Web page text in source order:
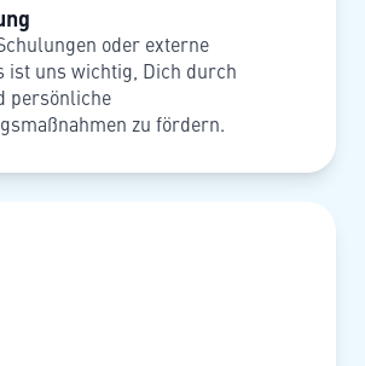
oder externe
ist uns wichtig, Dich durch
persönliche
zu fördern.